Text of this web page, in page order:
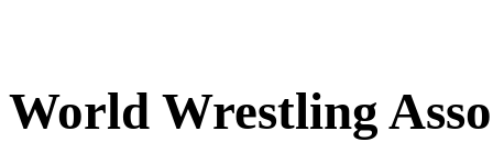
World Wrestling